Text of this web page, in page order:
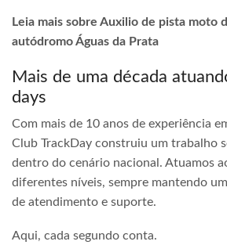
Leia mais sobre Auxilio de pista moto
autódromo Águas da Prata
Mais de uma década
days
Com mais de 10 anos de experiência
Club TrackDay construiu um trabalho
dentro do cenário nacional. Atuamos
diferentes níveis, sempre mantendo
de atendimento e suporte.
Aqui, cada segundo conta.